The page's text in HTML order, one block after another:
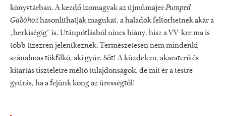
könyvtárban. A kezdő izomagyak az újműmájerPumped
Gabóhozhasonlíthatják magukat, a haladók feltörhetnek akár a
„berkiségig” is. Utánpótlásból nincs hiány, hisz a VV-kre ma is
több tízezren jelentkeznek. Természetesen nem mindenki
szánalmas tökfilkó, aki gyúr. Sőt! A küzdelem, akaraterő és
kitartás tiszteletre méltó tulajdonságok, de mit ér a testre
gyúrás, ha a fejünk kong az ürességtől!